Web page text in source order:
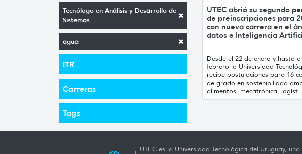
Tecnólogo en Análisis y Desarrollo de
Sistemas
agua
ITR
Carreras
Tags
UTEC abrió su segundo
de preinscripciones para
con nueva carrera en el
datos e Inteligencia
Desde el 22 de enero y hasta
febrero la Universidad
recibe postulaciones para 16
de grado en sostenibilidad
alimentos, mecatrónica,
UTEC es la Universidad Tecnológica del Uruguay,